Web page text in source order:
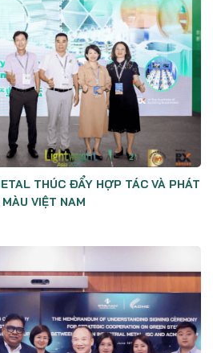
THÚC ĐẨY HỢP TÁC VÀ PHÁT
VIỆT NAM